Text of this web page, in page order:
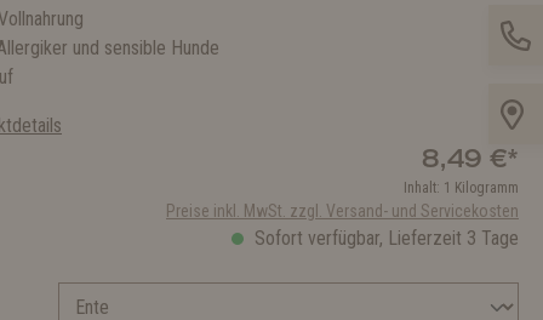
und sensible Hunde
8,49 €*
Inhalt: 1 Kilogramm
Preise inkl. MwSt. zzgl. Versand- und Servicekosten
Sofort verfügbar, Lieferzeit 3 Tage